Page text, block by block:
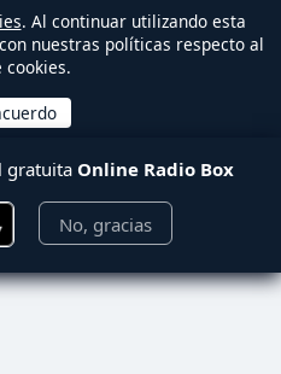
. Al continuar utilizando esta
nuestras políticas respecto al
cookies.
gratuita Online Radio Box
No, gracias